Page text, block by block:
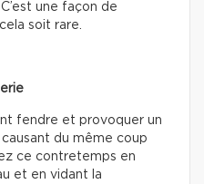
une façon de
soit rare.
fendre et provoquer un
du même coup
ce contretemps en
et en vidant la